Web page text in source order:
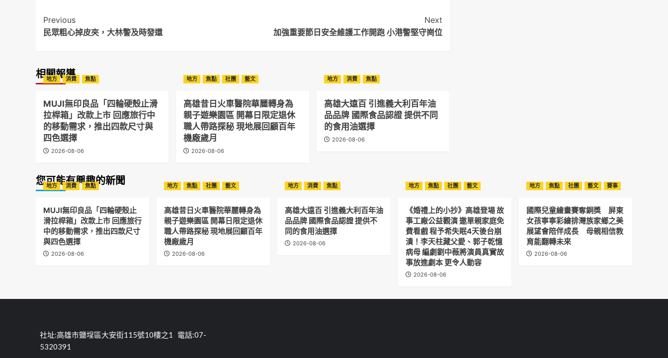
Post
Navigation
Previous
民眾粗心掉皮夾，大林警及時發還
Next
加強重要節日安全維護工作開跑 小港警堅守崗位
相關報導
地方 消費 焦點
MUJI無印良品「四輪硬殼止滑
拉桿箱」改款上市 回應旅行中
的移動需求，推出四款尺寸與
四色選擇
2026-08-06
地方 焦點 社團 藝文
高雄昔日火車醫院華麗轉身為
親子遊樂園區 開幕日限定退休
職人帶路探秘 現地展回顧百年
機廠歲月
2026-08-06
地方 消費 焦點
高雄大遠百 引進義大利百年油
品品牌 國際食品認證 提供不同
的食用油選擇
2026-08-06
您可能有興趣的新聞
地方 消費 焦點
MUJI無印良品「四輪硬殼止
滑拉桿箱」改款上市 回應旅行
中的移動需求，推出四款尺寸
與四色選擇
2026-08-06
地方 焦點 社團 藝文
高雄昔日火車醫院華麗轉身為
親子遊樂園區 開幕日限定退休
職人帶路探秘 現地展回顧百年
機廠歲月
2026-08-06
地方 消費 焦點
高雄大遠百 引進義大利百年油
品品牌 國際食品認證 提供不
同的食用油選擇
2026-08-06
地方 焦點 社團 藝文
《婚禮上的小抄》高雄登場 故
事工廠公益觀演 邀單親家庭免
費看戲 程予希失眠4天後台崩
潰！李天柱藏父愛、郭子乾憶
病母 編劇劉中薇將演員真實故
事放進劇本 更令人動容
2026-08-06
地方 焦點 社團 藝文 賽事
國際兒童繪畫賽奪銅獎 屏東
女孩寧寧彩繪排灣族家鄉之美
展望會陪伴成長 母親相信教
育能翻轉未來
2026-08-06
社址:高雄市鹽埕區大安街115號10樓之1 電話:07-
5320391